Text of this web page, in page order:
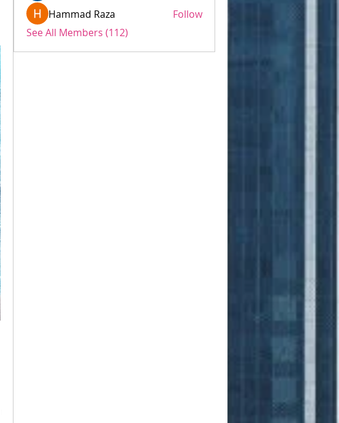
Hammad Raza
Follow
See All Members (112)